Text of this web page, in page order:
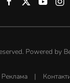
Powered by
Реклама|